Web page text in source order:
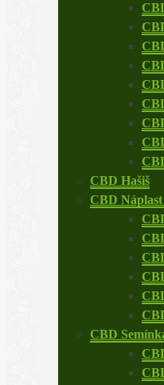
CBD Hašiš
CBD Náplast
CBD